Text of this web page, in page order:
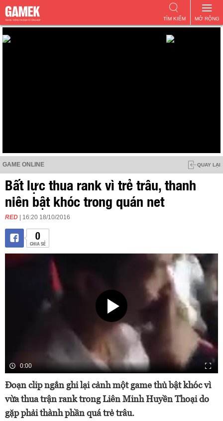
MỞ RỘNG
TÌM KIẾM
GAME ONLINE QUAY LẠI
Bất lực thua rank vì trẻ trâu, thanh
niên bật khóc trong quán net
RED | 16:20 18/10/2016
0
CHIA SẺ
0:00
Đoạn clip ngắn ghi lại cảnh một game thủ bật khóc vì
vừa thua trận rank trong Liên Minh Huyền Thoại do
gặp phải thành phần quá trẻ trâu.